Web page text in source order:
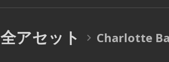
全アセット Charlotte